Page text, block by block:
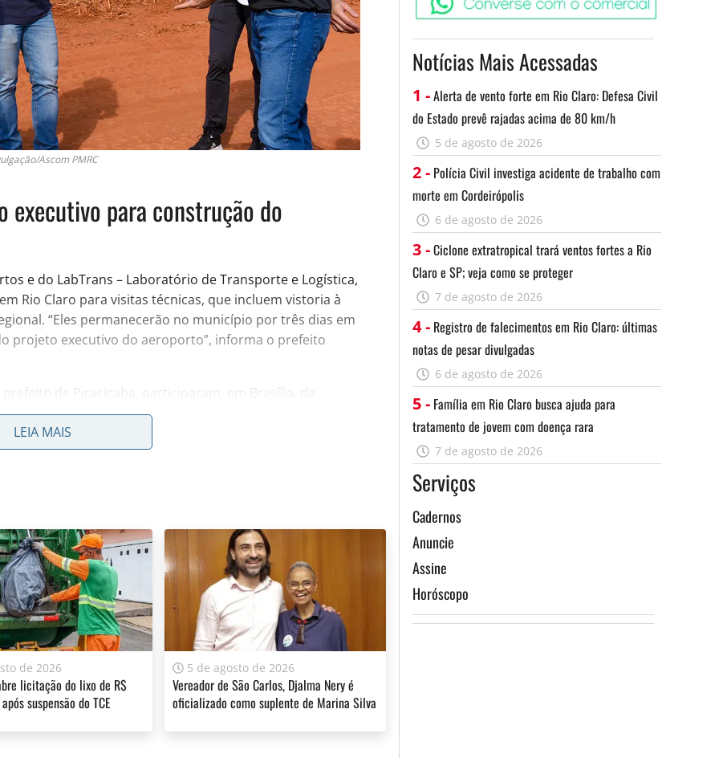
Ascom PMRC
executivo para construção do
e do LabTrans – Laboratório de Transporte e Logística,
Rio Claro para visitas técnicas, que incluem vistoria à
“Eles permanecerão no município por três dias em
projeto executivo do aeroporto”, informa o prefeito
de Piracicaba, participaram, em Brasília, da
a elaboração do projeto executivo do novo
Rio Claro e Piracicaba. A construção de um aeroporto
uma fase tão avançada.
e, agora, com a parceria com Piracicaba,
etapa para que este sonho se concretize”, afirma
está localizada ao lado da rodovia que liga Rio
lado direito no sentido para Piracicaba. Técnicos do
a melhor localização para o aeroporto regional, são os
de um ano para conclusão. “Com essas visitas, o
Silva Junior, do Escritório Municipal de Projetos, que
LEIA MAIS
de 2026
licitação do lixo de R$
suspensão do TCE
5 de agosto de 2026
Vereador de São Carlos, Djalma Nery é
oficializado como suplente de Marina Silva
Notícias Mais Acessadas
1 -Alerta de vento forte em Rio Claro: Defesa Civil
do Estado prevê rajadas acima de 80 km/h
5 de agosto de 2026
2 - Polícia Civil investiga acidente de trabalho com
morte em Cordeirópolis
6 de agosto de 2026
3 -Ciclone extratropical trará ventos fortes a Rio
Claro e SP; veja como se proteger
7 de agosto de 2026
4 - Registro de falecimentos em Rio Claro: últimas
notas de pesar divulgadas
6 de agosto de 2026
5 - Família em Rio Claro busca ajuda para
tratamento de jovem com doença rara
7 de agosto de 2026
Serviços
Cadernos
Anuncie
Assine
Horóscopo